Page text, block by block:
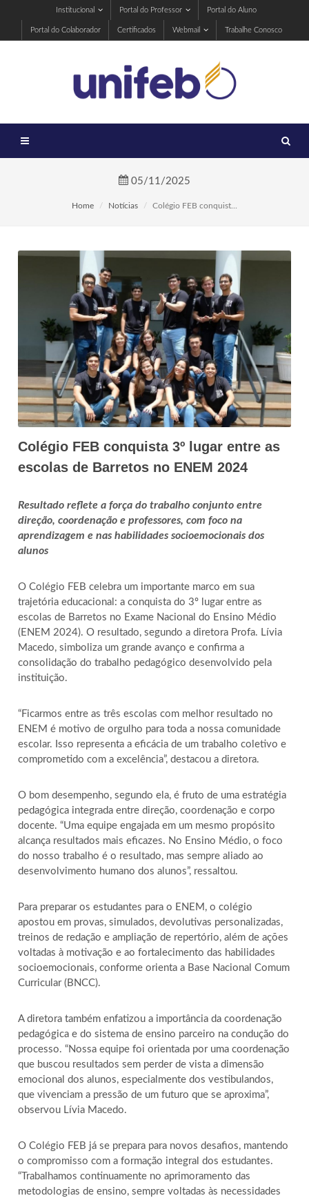
Institucional Portal do Professor Portal do Aluno
Portal do Colaborador Certificados Webmail Trabalhe Conosco
05/11/2025
Home Notícias Colégio FEB conquist...
Colégio FEB conquista 3º lugar entre as
escolas de Barretos no ENEM 2024
Resultado reflete a força do trabalho conjunto entre
direção, coordenação e professores, com foco na
aprendizagem e nas habilidades socioemocionais dos
alunos
O Colégio FEB celebra um importante marco em sua
trajetória educacional: a conquista do 3º lugar entre as
escolas de Barretos no Exame Nacional do Ensino Médio
(ENEM 2024). O resultado, segundo a diretora Profa. Lívia
Macedo, simboliza um grande avanço e confirma a
consolidação do trabalho pedagógico desenvolvido pela
instituição.
“Ficarmos entre as três escolas com melhor resultado no
ENEM é motivo de orgulho para toda a nossa comunidade
escolar. Isso representa a eficácia de um trabalho coletivo e
comprometido com a excelência”, destacou a diretora.
O bom desempenho, segundo ela, é fruto de uma estratégia
pedagógica integrada entre direção, coordenação e corpo
docente. “Uma equipe engajada em um mesmo propósito
alcança resultados mais eficazes. No Ensino Médio, o foco
do nosso trabalho é o resultado, mas sempre aliado ao
desenvolvimento humano dos alunos”, ressaltou.
Para preparar os estudantes para o ENEM, o colégio
apostou em provas, simulados, devolutivas personalizadas,
treinos de redação e ampliação de repertório, além de ações
voltadas à motivação e ao fortalecimento das habilidades
socioemocionais, conforme orienta a Base Nacional Comum
Curricular (BNCC).
A diretora também enfatizou a importância da coordenação
pedagógica e do sistema de ensino parceiro na condução do
processo. “Nossa equipe foi orientada por uma coordenação
que buscou resultados sem perder de vista a dimensão
emocional dos alunos, especialmente dos vestibulandos,
que vivenciam a pressão de um futuro que se aproxima”,
observou Lívia Macedo.
O Colégio FEB já se prepara para novos desafios, mantendo
o compromisso com a formação integral dos estudantes.
“Trabalhamos continuamente no aprimoramento das
metodologias de ensino, sempre voltadas às necessidades